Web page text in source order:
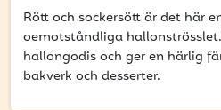
PRENUMERERA
Rött och sockersött är det här
oemotståndliga
hallongodis och ger en härlig
bakverk och desserter.